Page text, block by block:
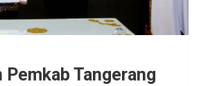
Pemkab Tangerang